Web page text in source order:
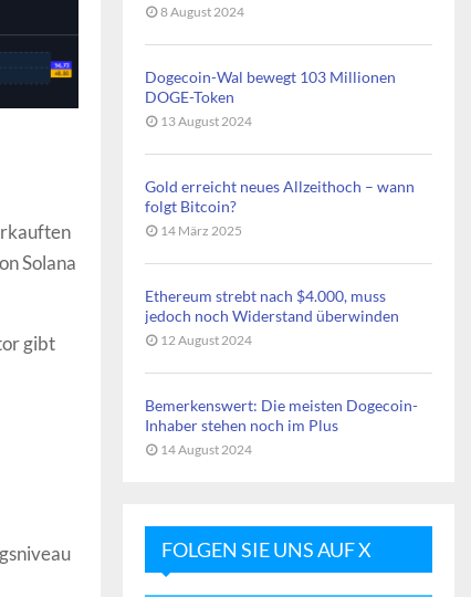
Solana
gibt
8 August 2024
Dogecoin-Wal bewegt 103 Millionen
DOGE-Token
13 August 2024
Gold erreicht neues Allzeithoch – wann
folgt Bitcoin?
14 März 2025
Ethereum strebt nach $4.000, muss
jedoch noch Widerstand überwinden
12 August 2024
Bemerkenswert: Die meisten Dogecoin-
Inhaber stehen noch im Plus
14 August 2024
FOLGEN SIE UNS AUF X